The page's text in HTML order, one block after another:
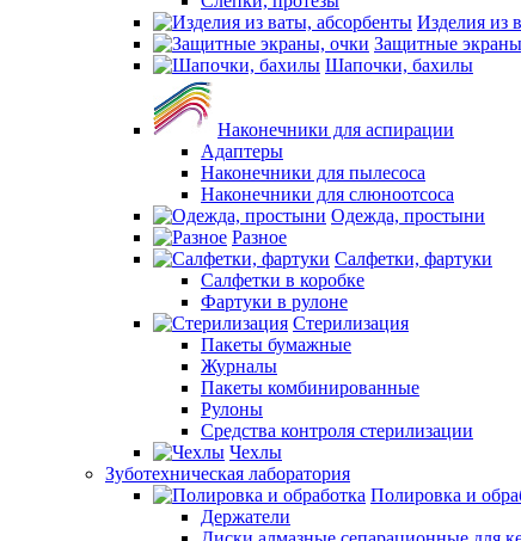
Изделия из
Защитные
Шапочки, бахилы
Наконечники для аспирации
Адаптеры
Наконечники для пылесоса
Наконечники для слюноотсоса
Одежда, простыни
Разное
Салфетки, фартуки
Салфетки в коробке
Фартуки в рулоне
Стерилизация
Пакеты бумажные
Журналы
Пакеты комбинированные
Рулоны
Средства контроля стерилизации
Чехлы
Зуботехническая лаборатория
Полировка и
Держатели